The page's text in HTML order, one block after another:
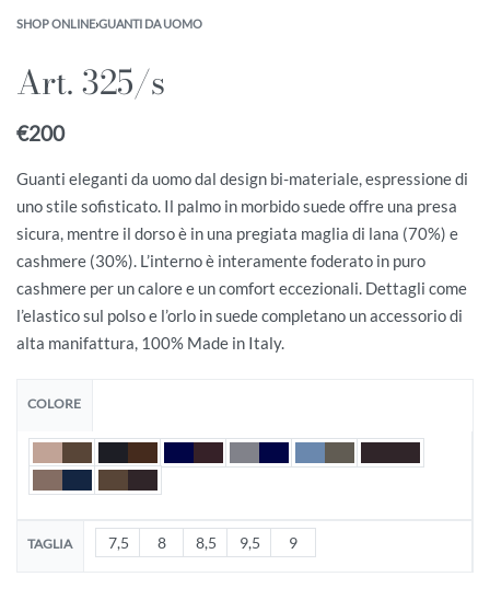
SHOP ONLINE›GUANTI DA UOMO
Art. 325/s
€200
Guanti eleganti da uomo dal design bi-materiale, espressione di
uno stile sofisticato. Il palmo in morbido suede offre una presa
sicura, mentre il dorso è in una pregiata maglia di lana (70%) e
cashmere (30%). L’interno è interamente foderato in puro
cashmere per un calore e un comfort eccezionali. Dettagli come
l’elastico sul polso e l’orlo in suede completano un accessorio di
alta manifattura, 100% Made in Italy.
COLORE
TAGLIA 7,5 8 8,5 9,5 9